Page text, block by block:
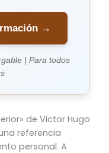
→
| Para todos
de Victor Hugo
referencia
personal. A